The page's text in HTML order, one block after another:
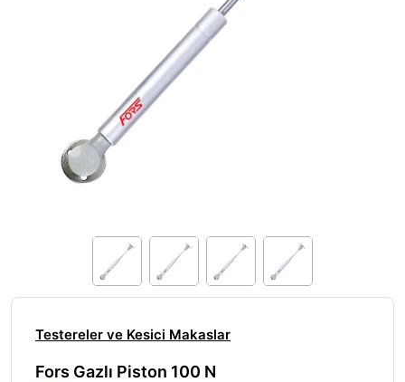
Testereler ve Kesici Makaslar
Fors Gazlı Piston 100 N